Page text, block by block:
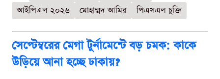
আইপিএল ২০২৬
মোহাম্মদ আমির পিএসএল চুক্তি
সেপ্টেম্বরের মেগা টুর্নামেন্টে বড় চমক: কাকে
উড়িয়ে আনা হচ্ছে ঢাকায়?